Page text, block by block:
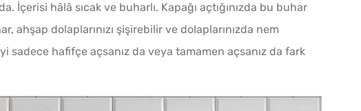
İçerisi hâlâ sıcak ve buharlı. Kapağı açtığınızda bu buhar
ahşap dolaplarınızı şişirebilir ve dolaplarınızda nem
sadece hafifçe açsanız da veya tamamen açsanız da fark